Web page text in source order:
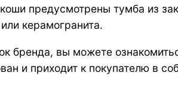
предусмотрены тумба из
керамогранита.
бренда, вы можете
и приходит к покупателю в